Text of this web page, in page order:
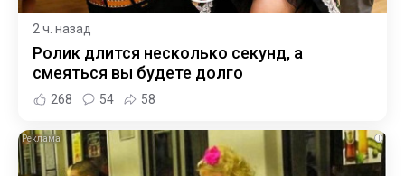
2 ч. назад
Ролик длится несколько секунд, а
смеяться вы будете долго
268 54 58
i